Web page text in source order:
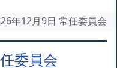
年12月9日 常任委員会
委員会